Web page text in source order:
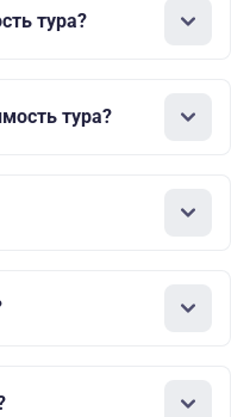
тура?
тура?